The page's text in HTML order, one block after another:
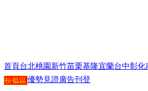
首頁台北桃園 新竹苗栗基隆宜蘭台中彰化
優勢見證廣告刊登